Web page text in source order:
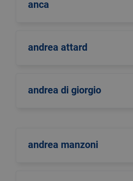
anca
andrea attard
andrea di giorgio
andrea manzoni